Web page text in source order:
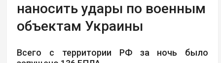
наносить удары по военным
объектам Украины
Всего с территории РФ за ночь было